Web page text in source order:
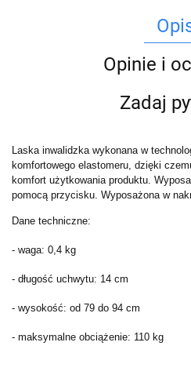
Opinie i
Zadaj
Laska inwalidzka wykonana w
komfortowego elastomeru, dzięki
komfort użytkowania produktu.
pomocą przycisku. Wyposażona w
Dane techniczne:
- waga: 0,4 kg
- długość uchwytu: 14 cm
- wysokość: od 79 do 94 cm
- maksymalne obciążenie: 110 kg